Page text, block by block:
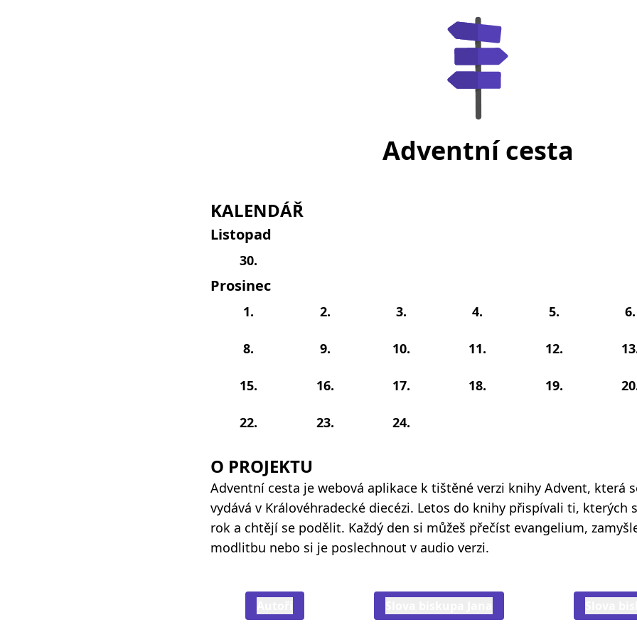
Adventní cesta
KALENDÁŘ
Listopad
30.
Prosinec
1. 2. 3. 4. 5. 6.
8. 9. 10. 11. 12.
15. 16. 17. 18. 19.
22. 23. 24.
O PROJEKTU
Adventní cesta je webová aplikace k tištěné verzi knihy Advent, která
vydává v Královéhradecké diecézi. Letos do knihy přispívali ti, kterých
rok a chtějí se podělit. Každý den si můžeš přečíst evangelium,
modlitbu nebo si je poslechnout v audio verzi.